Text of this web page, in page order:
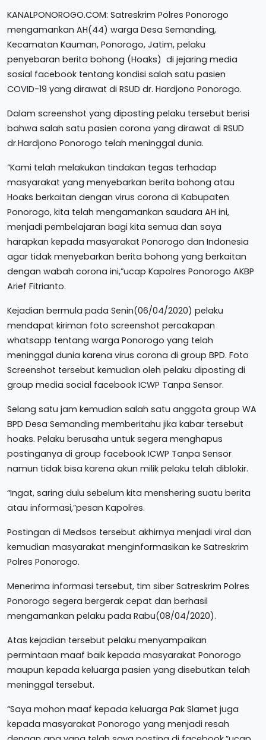
KANALPONOROGO.COM: Satreskrim Polres Ponorogo
mengamankan AH(44) warga Desa Semanding,
Kecamatan Kauman, Ponorogo, Jatim, pelaku
penyebaran berita bohong (Hoaks) di jejaring media
sosial facebook tentang kondisi salah satu pasien
COVID-19 yang dirawat di RSUD dr. Hardjono Ponorogo.
Dalam screenshot yang diposting pelaku tersebut berisi
bahwa salah satu pasien corona yang dirawat di RSUD
dr.Hardjono Ponorogo telah meninggal dunia.
“Kami telah melakukan tindakan tegas terhadap
masyarakat yang menyebarkan berita bohong atau
Hoaks berkaitan dengan virus corona di Kabupaten
Ponorogo, kita telah mengamankan saudara AH ini,
menjadi pembelajaran bagi kita semua dan saya
harapkan kepada masyarakat Ponorogo dan Indonesia
agar tidak menyebarkan berita bohong yang berkaitan
dengan wabah corona ini,”ucap Kapolres Ponorogo AKBP
Arief Fitrianto.
Kejadian bermula pada Senin(06/04/2020) pelaku
mendapat kiriman foto screenshot percakapan
whatsapp tentang warga Ponorogo yang telah
meninggal dunia karena virus corona di group BPD. Foto
Screenshot tersebut kemudian oleh pelaku diposting di
group media social facebook ICWP Tanpa Sensor.
Selang satu jam kemudian salah satu anggota group WA
BPD Desa Semanding memberitahu jika kabar tersebut
hoaks. Pelaku berusaha untuk segera menghapus
postinganya di group facebook ICWP Tanpa Sensor
namun tidak bisa karena akun milik pelaku telah diblokir.
“Ingat, saring dulu sebelum kita menshering suatu berita
atau informasi,”pesan Kapolres.
Postingan di Medsos tersebut akhirnya menjadi viral dan
kemudian masyarakat menginformasikan ke Satreskrim
Polres Ponorogo.
Menerima informasi tersebut, tim siber Satreskrim Polres
Ponorogo segera bergerak cepat dan berhasil
mengamankan pelaku pada Rabu(08/04/2020).
Atas kejadian tersebut pelaku menyampaikan
permintaan maaf baik kepada masyarakat Ponorogo
maupun kepada keluarga pasien yang disebutkan telah
meninggal tersebut.
“Saya mohon maaf kepada keluarga Pak Slamet juga
kepada masyarakat Ponorogo yang menjadi resah